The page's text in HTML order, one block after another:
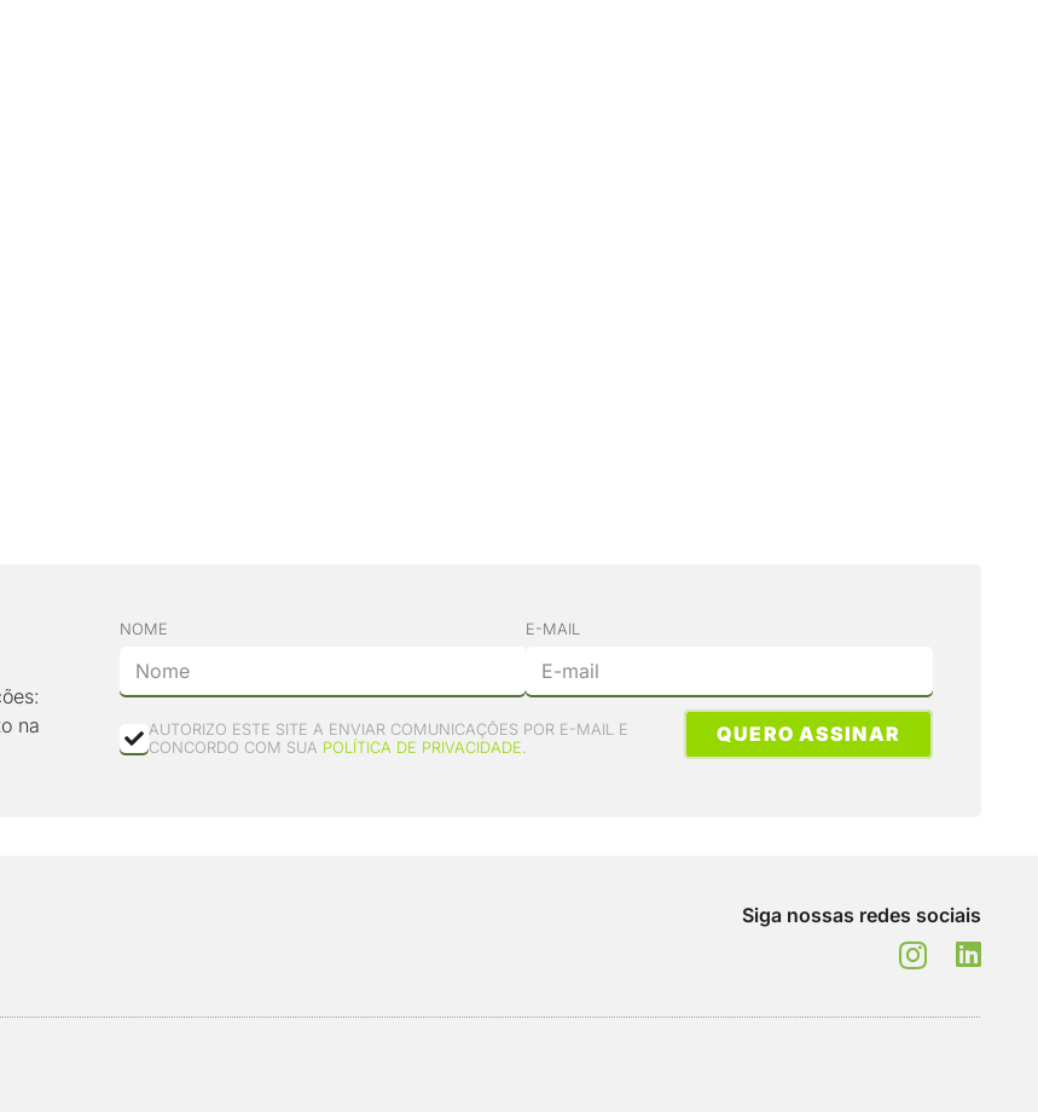
na
NOME E-MAIL
AUTORIZO ESTE SITE A ENVIAR COMUNICAÇÕES POR E-MAIL E
CONCORDO COM SUA POLÍTICA DE PRIVACIDADE
QUERO ASSINAR
Siga nossas redes sociais